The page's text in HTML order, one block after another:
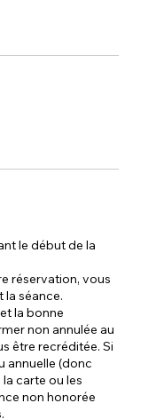
le début de la
réservation, vous
la séance.
la bonne
non annulée au
être recréditée. Si
annuelle (donc
carte ou les
non honorée